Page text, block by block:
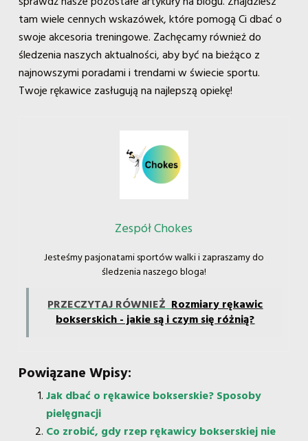
tam wiele cennych wskazówek, które pomogą Ci dbać o
swoje akcesoria treningowe. Zachęcamy również do
śledzenia naszych aktualności, aby być na bieżąco z
najnowszymi poradami i trendami w świecie sportu.
Twoje rękawice zasługują na najlepszą opiekę!
Zespół Chokes
Jesteśmy pasjonatami sportów walki i zapraszamy do
śledzenia naszego bloga!
PRZECZYTAJ RÓWNIEŻ Rozmiary rękawic
bokserskich - jakie są i czym się różnią?
Powiązane Wpisy:
Jak dbać o rękawice bokserskie? Sposoby
pielęgnacji
Co zrobić, gdy rzep rękawicy bokserskiej nie